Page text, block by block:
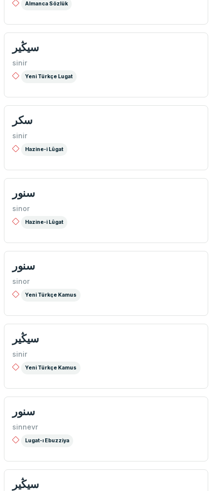
Almanca Sözlük
سيڭیر
sinir
Yeni Türkçe Lugat
سكر
sinir
Hazine-i Lûgat
سنور
sinor
Hazine-i Lûgat
سنور
sinor
Yeni Türkçe Kamus
سیڭیر
sinir
Yeni Türkçe Kamus
سنور
sinnevr
Lugat-ı Ebuzziya
سیڭیر